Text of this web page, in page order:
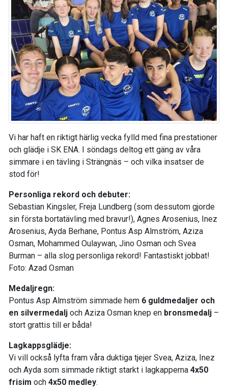
Vi har haft en riktigt härlig vecka fylld med fina prestationer
och glädje i SK ENA. I söndags deltog ett gäng av våra
simmare i en tävling i Strängnäs – och vilka insatser de
stod för!
Personliga rekord och debuter:
Sebastian Kingsler, Freja Lundberg (som dessutom gjorde
sin första bortatävling med bravur!), Agnes Arosenius, Inez
Arosenius, Ayda Berhane, Pontus Asp Almström, Aziza
Osman, Mohammed Oulaywan, Jino Osman och Svea
Burman – alla slog personliga rekord! Fantastiskt jobbat!
Foto: Azad Osman
Medaljregn:
Pontus Asp Almström simmade hem 6 guldmedaljer och
en silvermedalj och Aziza Osman knep en bronsmedalj –
stort grattis till er båda!
Lagkappsglädje:
Vi vill också lyfta fram våra duktiga tjejer Svea, Aziza, Inez
och Ayda som simmade riktigt starkt i lagkapperna 4x50
frisim och 4x50 medley.